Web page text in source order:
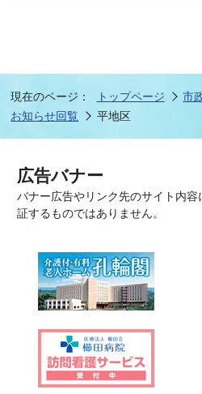
現在のページ： トップページ 市
お知らせ回覧
平地区
広告バナー
バナー広告やリンク先のサイト内
証するものではありません。